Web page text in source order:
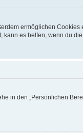
ermöglichen
kann es helfen, wenn du
in den „Persönlichen